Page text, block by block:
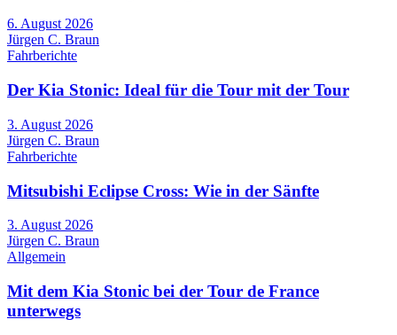
6. August 2026
Jürgen C. Braun
Fahrberichte
Der Kia Stonic: Ideal für die Tour mit der Tour
3. August 2026
Jürgen C. Braun
Fahrberichte
Mitsubishi Eclipse Cross: Wie in der Sänfte
3. August 2026
Jürgen C. Braun
Allgemein
Mit dem Kia Stonic bei der Tour de France
unterwegs